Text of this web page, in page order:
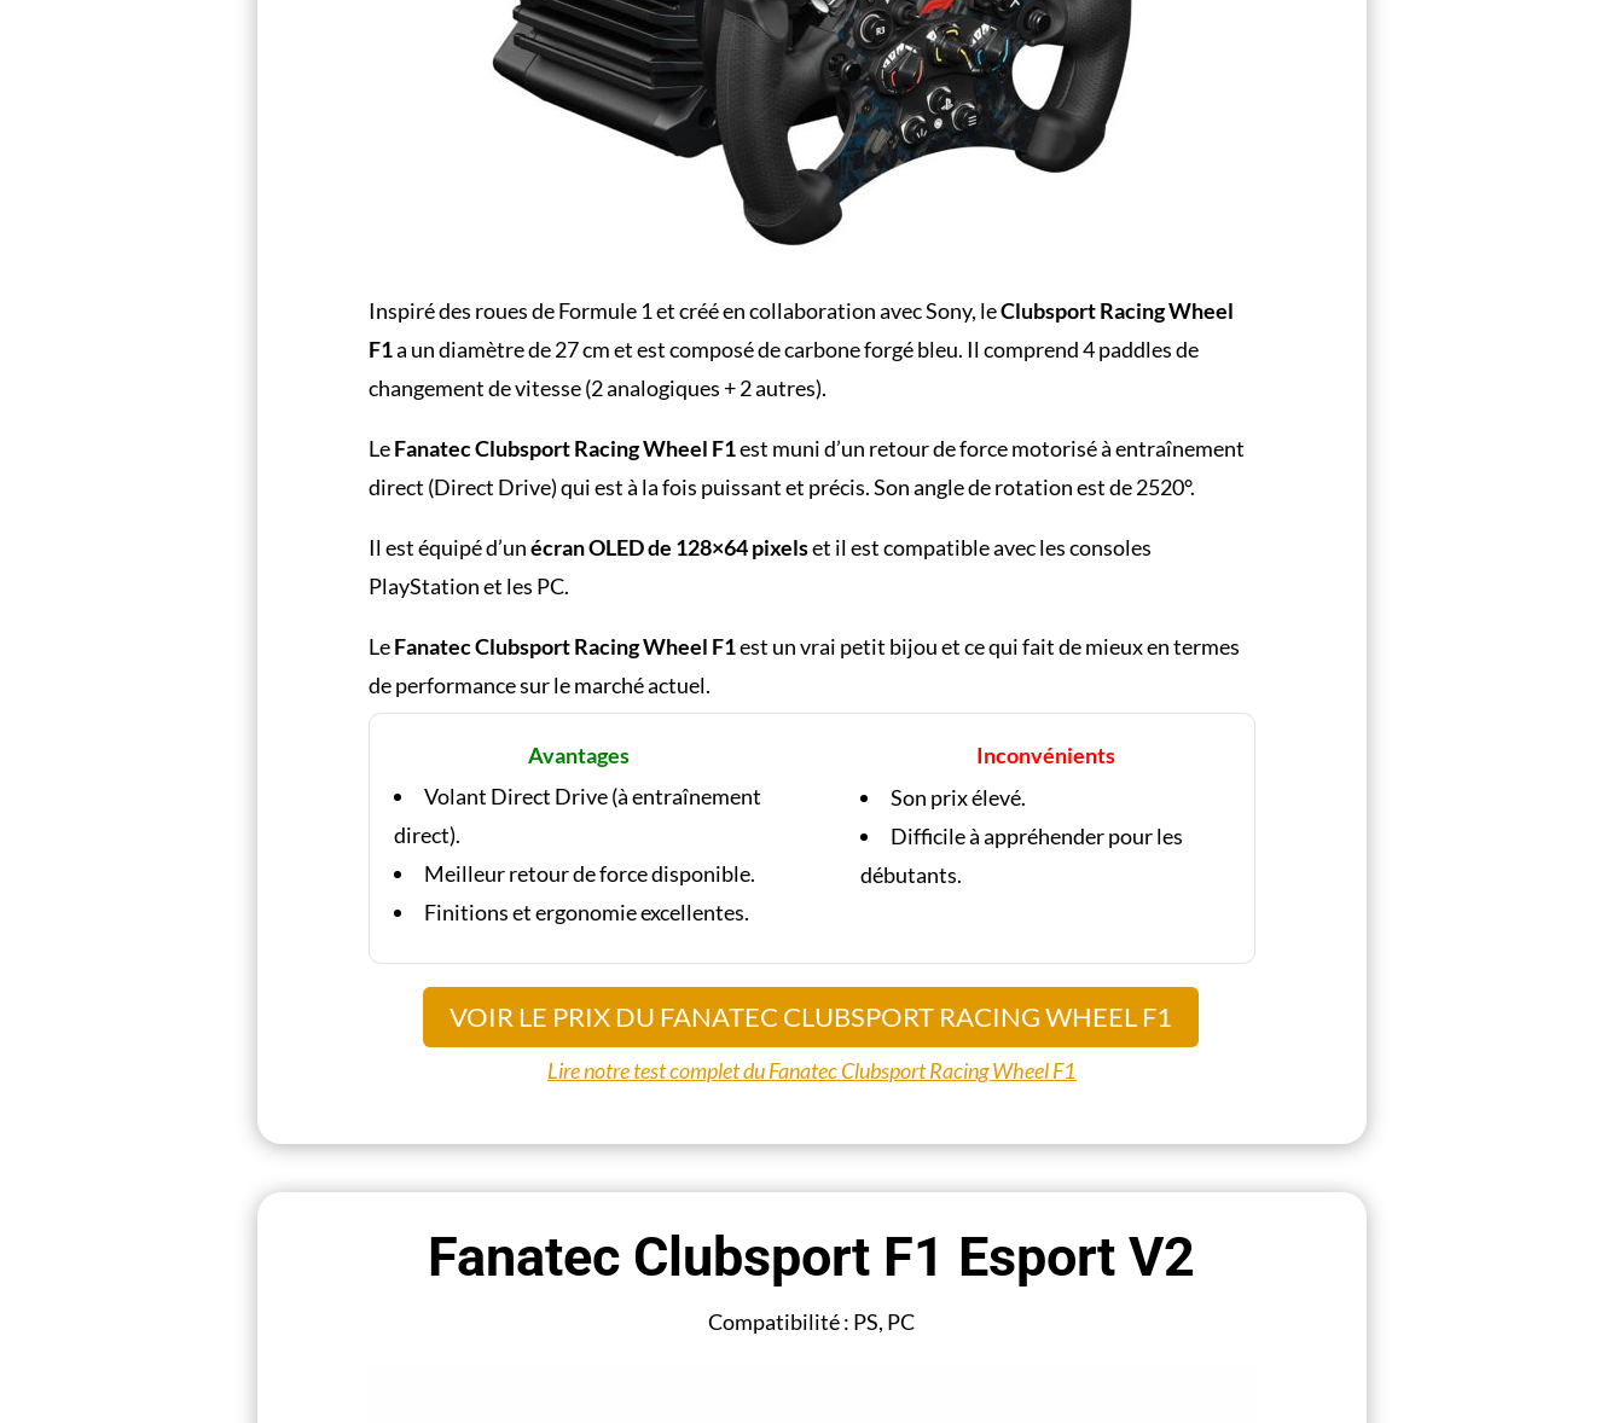
Inspiré des roues de Formule 1 et créé en collaboration avec Sony, leClubsport Racing Wheel
F1a un diamètre de 27 cm et est composé de carbone forgé bleu. Il comprend 4 paddles de
changement de vitesse (2 analogiques + 2 autres).
LeFanatec Clubsport Racing Wheel F1est muni d’un retour de force motorisé à entraînement
direct (Direct Drive) qui est à la fois puissant et précis. Son angle de rotation est de 2520°.
Il est équipé d’unécran OLED de 128×64 pixelset il est compatible avec les consoles
PlayStation et les PC.
LeFanatec Clubsport Racing Wheel F1est un vrai petit bijou et ce qui fait de mieux en termes
de performance sur le marché actuel.
Avantages
Volant Direct Drive (à entraînement
direct).
Meilleur retour de force disponible.
Finitions et ergonomie excellentes.
Inconvénients
Son prix élevé.
Difficile à appréhender pour les
débutants.
VOIR LE PRIX DU FANATEC CLUBSPORT RACING WHEEL F1
Lire notre test complet du Fanatec Clubsport Racing Wheel F1
Fanatec Clubsport F1 Esport V2
Compatibilité : PS, PC